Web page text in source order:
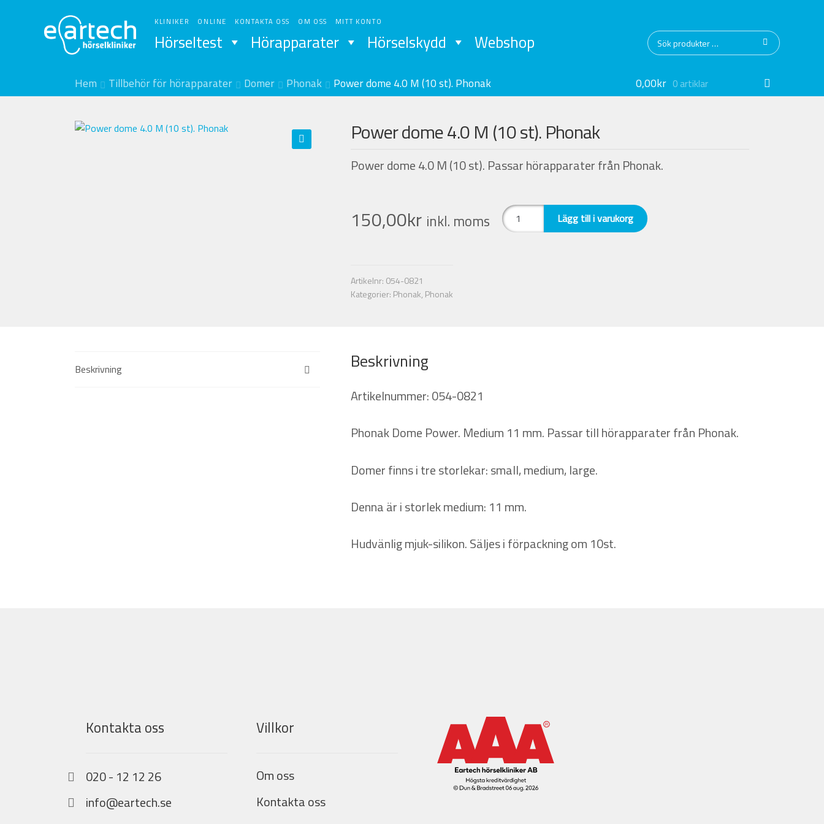
till
navigering
till
innehåll
KLINIKER ONLINE KONTAKTA OSS OM OSS MITT KONTO
Sök
efter:
Sök
Hörseltest Hörapparater Hörselskydd Webshop
0,00kr 0 artiklar
Hem Tillbehör för hörapparater Domer Phonak Power dome 4.0 M (10 st). Phonak
Power dome 4.0 M (10 st). Phonak
150,00kr inkl. moms
Power dome 4.0 M (10 st). Passar hörapparater från Phonak.
Power
dome
Lägg till i varukorg
Artikelnr: 054-0821
Kategorier: Phonak, Phonak
Beskrivning Beskrivning
Artikelnummer: 054-0821
Phonak Dome Power. Medium 11 mm. Passar till hörapparater från Phonak.
Domer finns i tre storlekar: small, medium, large.
Denna är i storlek medium: 11 mm.
Hudvänlig mjuk-silikon. Säljes i förpackning om 10st.
Kontakta oss
020 - 12 12 26
info@eartech.se
Villkor
Om oss
Kontakta oss